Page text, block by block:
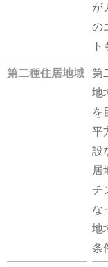
が
の
ト
第二種住居地域
第
地
を
平
設
居
チ
な
地
条